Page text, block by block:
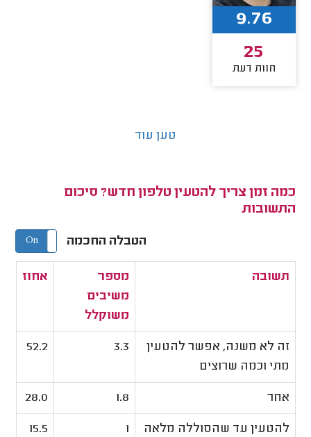
9.76
25
חוות דעת
טען עוד
כמה זמן צריך להטעין טלפון חדש? סיכום
התשובות
הטבלה החכמה On Off
תשובה
מספר
משיבים
משוקלל
אחוז
זה לא משנה, אפשר להטעין
מתי וכמה שרוצים
3.3
52.2
אחר 1.8
28.0
להטעין עד שהסוללה מלאה 1
15.5